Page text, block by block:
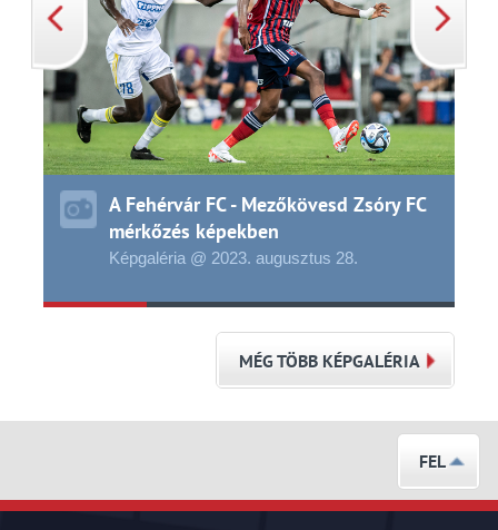
A Fehérvár FC - Mezőkövesd Zsóry FC
mérkőzés képekben
Képgaléria @ 2023. augusztus 28.
MÉG TÖBB KÉPGALÉRIA
FEL